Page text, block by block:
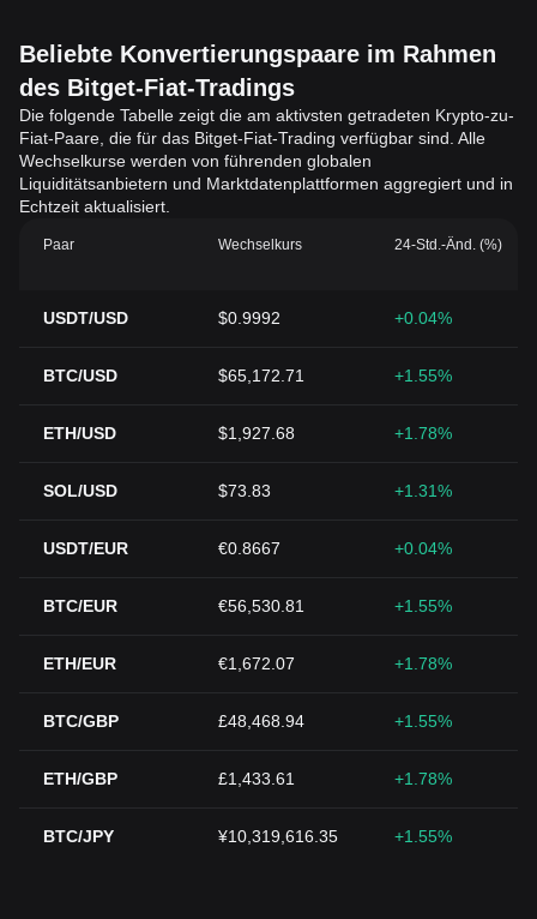
Beliebte Konvertierungspaare im Rahmen
des Bitget-Fiat-Tradings
Die folgende Tabelle zeigt die am aktivsten getradeten Krypto-zu-
Fiat-Paare, die für das Bitget-Fiat-Trading verfügbar sind. Alle
Wechselkurse werden von führenden globalen
Liquiditätsanbietern und Marktdatenplattformen aggregiert und in
Echtzeit aktualisiert.
Paar Wechselkurs 24-Std.-Änd. (%)
USDT/USD $0.9992 +0.04%
BTC/USD $65,172.71 +1.55%
ETH/USD $1,927.68 +1.78%
SOL/USD $73.83 +1.31%
USDT/EUR €0.8667 +0.04%
BTC/EUR €56,530.81 +1.55%
ETH/EUR €1,672.07 +1.78%
BTC/GBP £48,468.94 +1.55%
ETH/GBP £1,433.61 +1.78%
BTC/JPY ¥10,319,616.35 +1.55%